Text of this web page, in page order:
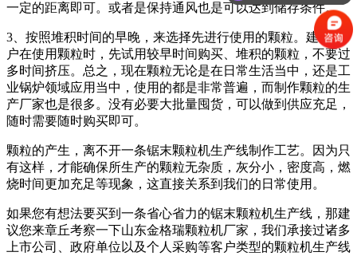
一定的距离即可。或者是保持通风也是可以达到储存条件。
3、按照堆积时间的早晚，来选择先进行使用的颗粒。建议用
户在使用颗粒时，先试用较早时间购买、堆积的颗粒，不要过
多时间挤压。总之，现在颗粒无论是在日常生活当中，还是工
业锅炉领域应用当中，使用的都是非常普遍，而制作颗粒的生
产厂家也是很多。没有必要大批量囤货，可以做到供应充足，
随时需要随时购买即可。
颗粒的产生，离不开一条锯末颗粒机生产线制作工艺。因为只
有这样，才能确保所生产的颗粒无杂质，灰分小，密度高，燃
烧时间更加充足等现象，这直接关系到我们的日常使用。
如果您有想法要买到一条省心省力的锯末颗粒机生产线，那建
议您来章丘考察一下山东金格瑞颗粒机厂家，我们承接过诸多
上市公司、政府单位以及个人采购等客户类型的颗粒机生产线